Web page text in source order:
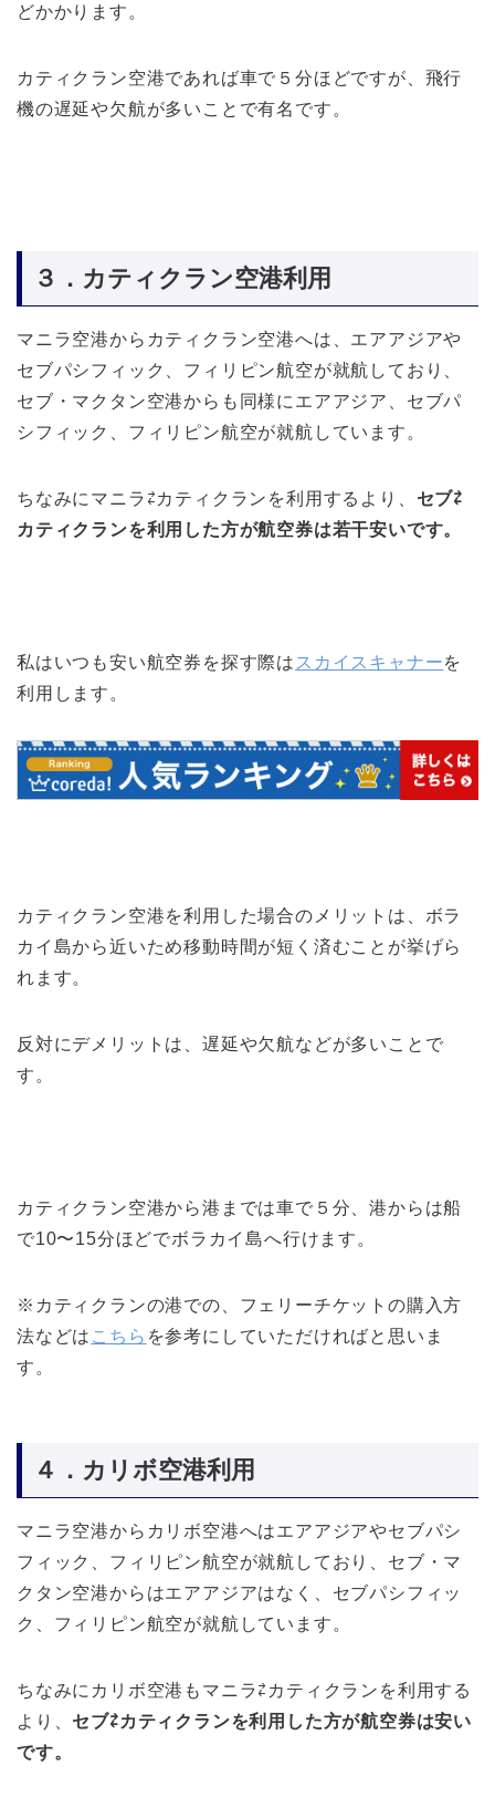
どかかります。
カティクラン空港であれば車で５分ほどですが、飛行
機の遅延や欠航が多いことで有名です。
３．カティクラン空港利用
マニラ空港からカティクラン空港へは、エアアジアや
セブパシフィック、フィリピン航空が就航しており、
セブ・マクタン空港からも同様にエアアジア、セブパ
シフィック、フィリピン航空が就航しています。
ちなみにマニラ⇄カティクランを利用するより、 セブ⇄
カティクランを利用した方が航空券は若干安いです。
私はいつも安い航空券を探す際は スカイスキャナーを
利用します。
カティクラン空港を利用した場合のメリットは、ボラ
カイ島から近いため移動時間が短く済むことが挙げら
れます。
反対にデメリットは、遅延や欠航などが多いことで
す。
カティクラン空港から港までは車で５分、港からは船
で10〜15分ほどでボラカイ島へ行けます。
※カティクランの港での、フェリーチケットの購入方
法などは こちら を参考にしていただければと思いま
す。
４．カリボ空港利用
マニラ空港からカリボ空港へはエアアジアやセブパシ
フィック、フィリピン航空が就航しており、セブ・マ
クタン空港からはエアアジアはなく、セブパシフィッ
ク、フィリピン航空が就航しています。
ちなみにカリボ空港もマニラ⇄カティクランを利用する
より、 セブ⇄カティクランを利用した方が航空券は安い
です。